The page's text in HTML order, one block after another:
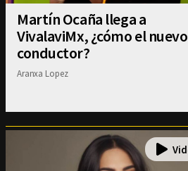
Martín Ocaña llega a
VivalaviMx, ¿cómo el nuevo
conductor?
Aranxa Lopez